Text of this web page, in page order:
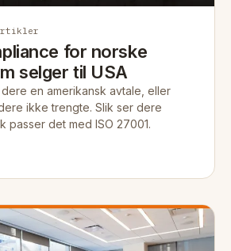
for norske
selger til USA
en amerikansk avtale, eller
ikke trengte. Slik ser dere
passer det med ISO 27001.